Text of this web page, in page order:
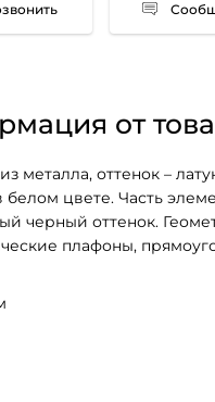
от
металла, оттенок –
белом цвете. Часть
черный оттенок.
плафоны,